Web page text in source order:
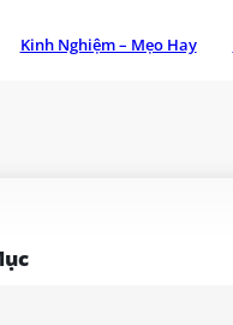
Kinh Nghiệm – Mẹo Hay